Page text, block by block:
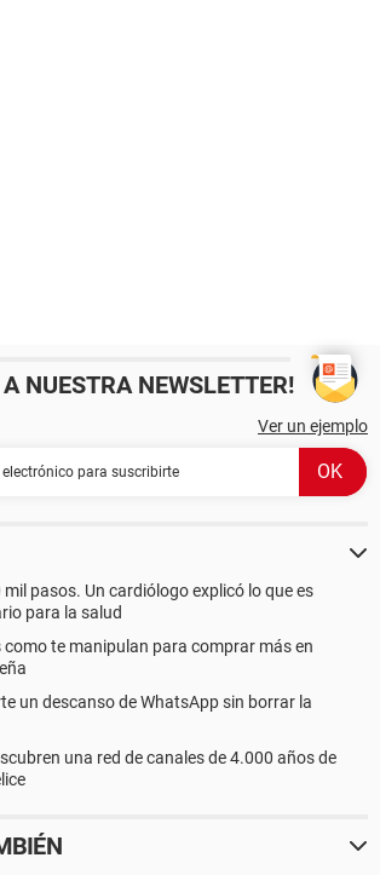
NUESTRA NEWSLETTER!
Ver un ejemplo
mil pasos. Un cardiólogo explicó lo que es
para la salud
como te manipulan para comprar más en
un descanso de WhatsApp sin borrar la
una red de canales de 4.000 años de